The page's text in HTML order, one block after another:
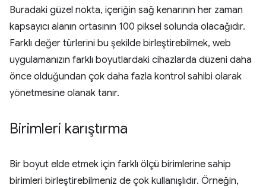
Buradaki güzel nokta, içeriğin sağ kenarının her zaman
kapsayıcı alanın ortasının 100 piksel solunda olacağıdır.
Farklı değer türlerini bu şekilde birleştirebilmek, web
uygulamanızın farklı boyutlardaki cihazlarda düzeni daha
önce olduğundan çok daha fazla kontrol sahibi olarak
yönetmesine olanak tanır.
Birimleri karıştırma
Bir boyut elde etmek için farklı ölçü birimlerine sahip
birimleri birleştirebilmeniz de çok kullanışlıdır. Örneğin,